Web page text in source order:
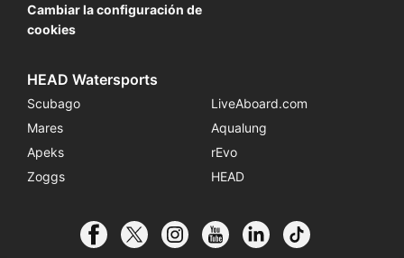
Cambiar la configuración de
cookies
HEAD Watersports
Scubago
LiveAboard.com
Mares
Aqualung
Apeks
rEvo
Zoggs
HEAD